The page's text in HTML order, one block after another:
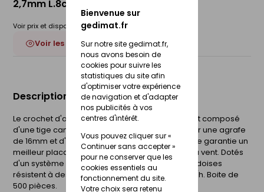
Bienvenue sur
gedimat.fr
Sur notre site gedimat.fr,
nous avons besoin de
cookies pour suivre les
statistiques du site afin
d'optimiser votre expérience
de navigation et d'adapter
nos publicités à vos
centres d'intérêt.
Vous pouvez cliquer sur «
Continuer sans accepter »
pour ne conserver que les
cookies essentiels au
fonctionnement du site.
Votre choix sera retenu
2,7mm L.8cm - boite de 500 pièces
Voir prix et disponibilité en magasin
Voir les 4 déclinaisons
Description du produit
Le crochet d'ardoise de Frénéhard & Michaux est composé
d'une tige cambrée en fil inox 17%, prolongée par une agrafe
de 16mm et d'un talon standard. Sa tige cambrée garantie un
meilleur placage de l'ardoise, moins de prise au vent. Dotés
d'un système déposé et breveté Force 9, ces ardoises
résistent à des vents violents de plus de 200 km/h. Boite de
500 pièces.